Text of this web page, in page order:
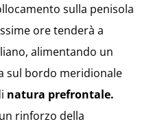
sulla penisola
ore tenderà a
alimentando un
sul bordo meridionale
natura prefrontale.
rinforzo della